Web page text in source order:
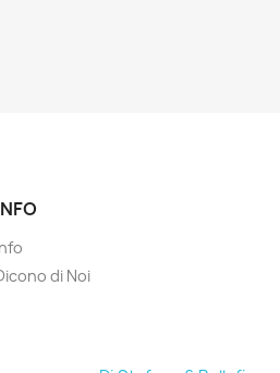
di Noi